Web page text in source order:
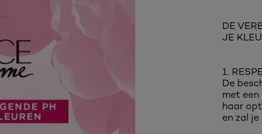
DE
JE
1.
De
met
haar
en zal